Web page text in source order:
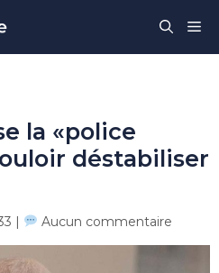
la «police
déstabiliser
| Aucun commentaire